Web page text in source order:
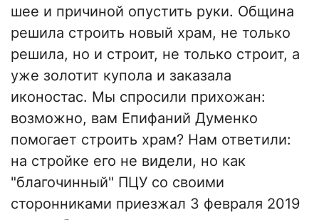
шее и причиной опустить руки. Община
решила строить новый храм, не только
решила, но и строит, не только строит, а
уже золотит купола и заказала
иконостас. Мы спросили прихожан:
возможно, вам Епифаний Думенко
помогает строить храм? Нам ответили:
на стройке его не видели, но как
"благочинный" ПЦУ со своими
сторонниками приезжал 3 февраля 2019